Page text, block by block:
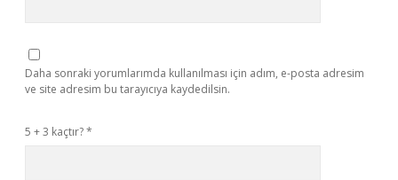
Daha sonraki yorumlarımda kullanılması için adım, e-posta adresim
ve site adresim bu tarayıcıya kaydedilsin.
5 + 3 kaçtır?*